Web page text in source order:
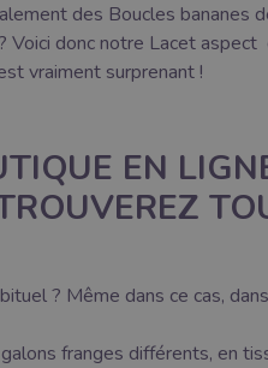
des Boucles
Voici donc notre Lacet
vraiment surprenant !
EN
? Même dans ce cas,
franges différents, en